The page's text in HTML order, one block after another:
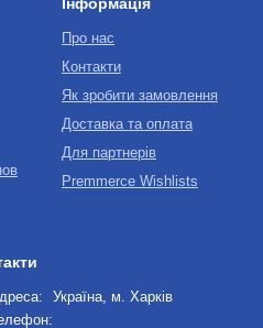
Про нас
Контакти
Як зробити замовлення
Доставка та оплата
Для партнерів
Premmerce Wishlists
Україна, м. Харків